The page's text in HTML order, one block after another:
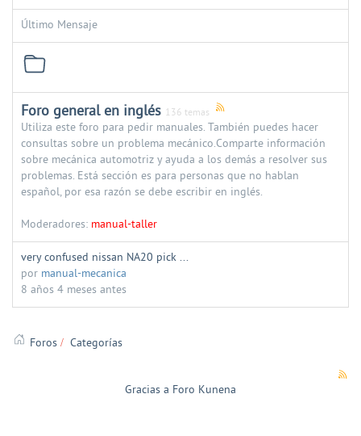
Último Mensaje
Foro general en inglés 136 temas
Utiliza este foro para pedir manuales. También puedes hacer
consultas sobre un problema mecánico.Comparte información
sobre mecánica automotriz y ayuda a los demás a resolver sus
problemas. Está sección es para personas que no hablan
español, por esa razón se debe escribir en inglés.
Moderadores: manual-taller
very confused nissan NA20 pick ...
por manual-mecanica
8 años 4 meses antes
Foros Categorías
Gracias a Foro Kunena